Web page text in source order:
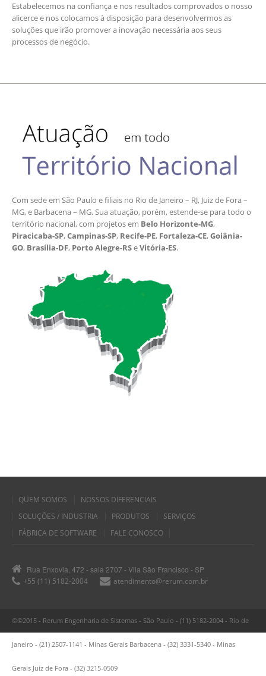
Estabelecemos na confiança e nos resultados comprovados o nosso
alicerce e nos colocamos à disposição para desenvolvermos as
soluções que irão promover a inovação necessária aos seus
processos de negócio.
Com sede em São Paulo e filiais no Rio de Janeiro – RJ, Juiz de Fora –
MG, e Barbacena – MG. Sua atuação, porém, estende-se para todo o
território nacional, com projetos em Belo Horizonte-MG,
Piracicaba-SP,Campinas-SP, Recife-PE, Fortaleza-CE,Goiânia-
GO, Brasília-DF, Porto Alegre-RSeVitória-ES.
QUEM SOMOS
NOSSOS DIFERENCIAIS
SOLUÇÕES / INDUSTRIA
PRODUTOS
SERVIÇOS
FÁBRICA DE SOFTWARE
FALE CONOSCO
Rua Enxovia, 472 - sala 2707 - Vila São Francisco - SP
+55 (11) 5182-2004
atendimento@rerum.com.br
©©2015 - Rerum Engenharia de Sistemas - São Paulo - (11) 5182-2004 - Rio de
Janeiro - (21) 2507-1141 - Minas Gerais Barbacena - (32) 3331-5340 - Minas
Gerais Juiz de Fora - (32) 3215-0509